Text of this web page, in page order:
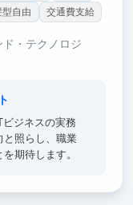
型自由 交通費支給
・テクノロジ
ジネスの実務
と照らし、職業
期待します。